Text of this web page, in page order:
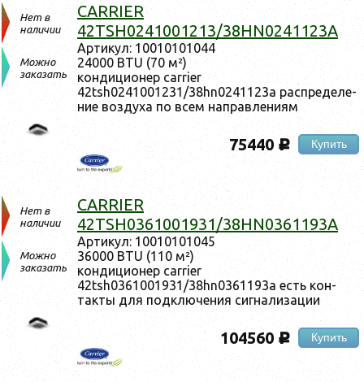
Нет в
наличии
Можно
заказать
CARRIER
42TSH0241001213/38HN0241123A
Ар­ти­кул: 10010101044
24000 BTU (70 м²)
кон­ди­ци­онер carrier
42tsh0241001231/38hn0241123a рас­пре­деле­
ние воз­ду­ха по всем нап­равле­ни­ям
75440 c Купить
Нет в
наличии
Можно
заказать
CARRIER
42TSH0361001931/38HN0361193A
Ар­ти­кул: 10010101045
36000 BTU (110 м²)
кон­ди­ци­онер carrier
42tsh0361001931/38hn0361193a есть кон­
такты для под­клю­чения сиг­на­лиза­ции
104560 c Купить